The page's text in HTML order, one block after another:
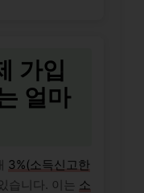
가입
얼마
3%(소득신고한
습니다. 이는 소